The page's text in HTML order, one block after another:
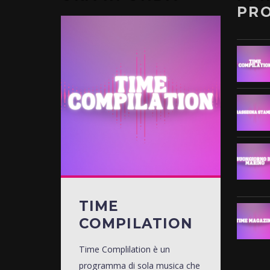
TIME
COMPILATION
Time Complilation è un
programma di sola musica che